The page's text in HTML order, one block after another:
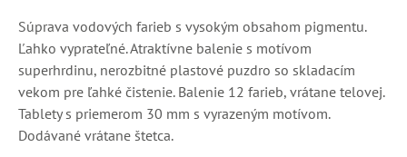
Súprava vodových farieb s vysokým obsahom pigmentu.
Ľahko vyprateľné. Atraktívne balenie s motívom
superhrdinu, nerozbitné plastové puzdro so skladacím
vekom pre ľahké čistenie. Balenie 12 farieb, vrátane telovej.
Tablety s priemerom 30 mm s vyrazeným motívom.
Dodávané vrátane štetca.